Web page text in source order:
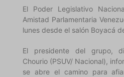
El Poder Legislativo
Amistad Parlamentaria
lunes desde el salón Boyacá
El presidente del grupo,
Chourio (PSUV/ Nacional),
se abre el camino para